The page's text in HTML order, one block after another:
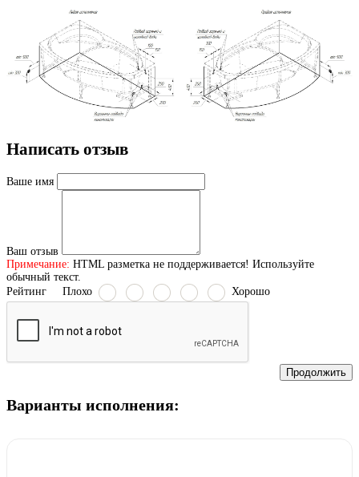
Написать отзыв
Ваше имя
Ваш отзыв
Примечание: HTML разметка не поддерживается! Используйте
обычный текст.
Рейтинг Плохо Хорошо
Продолжить
Варианты исполнения: